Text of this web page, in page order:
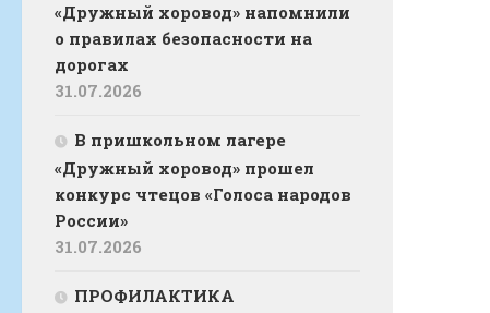
«Дружный хоровод» напомнили
о правилах безопасности на
дорогах
31.07.2026
В пришкольном лагере
«Дружный хоровод» прошел
конкурс чтецов «Голоса народов
России»
31.07.2026
ПРОФИЛАКТИКА